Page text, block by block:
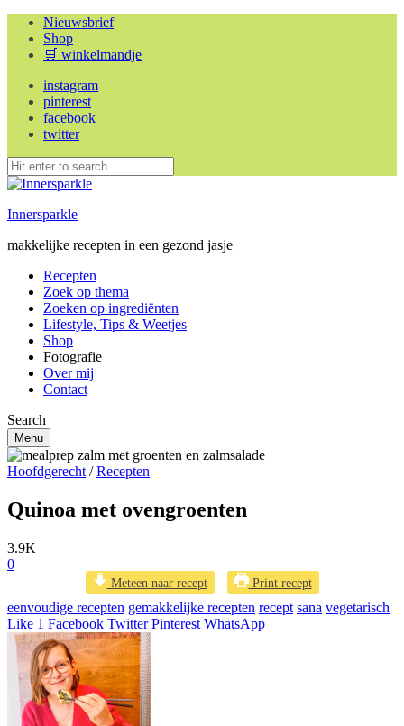
Nieuwsbrief
Shop
🛒 winkelmandje
instagram
pinterest
facebook
twitter
Innersparkle
makkelijke recepten in een gezond jasje
Recepten
Zoek op thema
Zoeken op ingrediënten
Lifestyle, Tips & Weetjes
Shop
Fotografie
Over mij
Contact
Search
Menu
Hoofdgerecht /Recepten
Quinoa met ovengroenten
3.9K
0
Meteen naar recept Print recept
eenvoudige recepten gemakkelijke recepten recept sana vegetarisch
Like 1 Facebook Twitter Pinterest WhatsApp